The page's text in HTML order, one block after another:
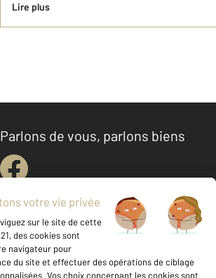
Lire plus
Parlons de vous, parlons biens